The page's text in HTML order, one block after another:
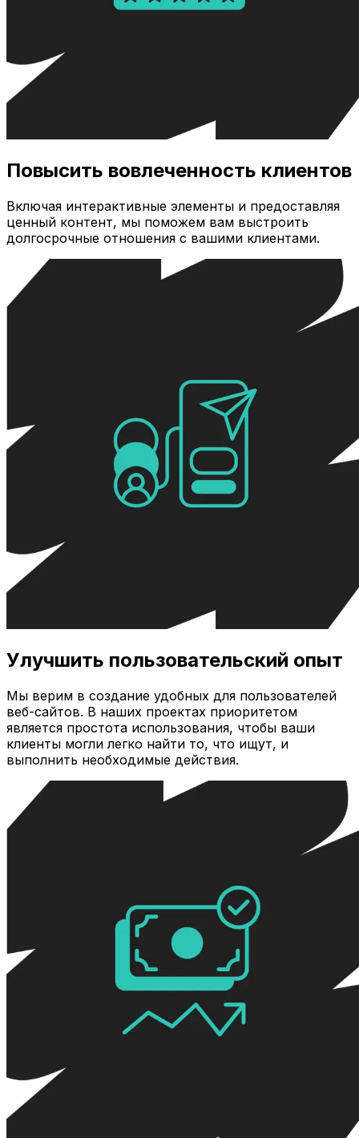
Повысить вовлеченность клиентов
Включая интерактивные элементы и предоставляя
ценный контент, мы поможем вам выстроить
долгосрочные отношения с вашими клиентами.
Улучшить пользовательский опыт
Мы верим в создание удобных для пользователей
веб-сайтов. В наших проектах приоритетом
является простота использования, чтобы ваши
клиенты могли легко найти то, что ищут, и
выполнить необходимые действия.